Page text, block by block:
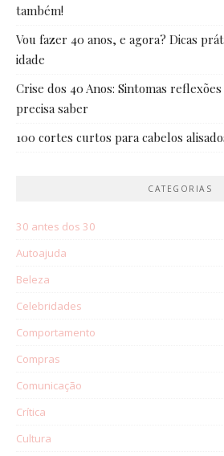
também!
Vou fazer 40 anos, e agora? Dicas
idade
Crise dos 40 Anos: Sintomas
precisa saber
100 cortes curtos para cabelos
CATEGORIAS
30 antes dos 30
Autoajuda
Beleza
Celebridades
Comportamento
Compras
Comunicação
Crítica
Cultura